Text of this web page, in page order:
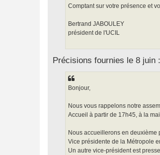
Comptant sur votre présence et
Bertrand JABOULEY
président de l'UCIL
Précisions fournies le 8 juin :
Bonjour,
Nous vous rappelons notre
Accueil à partir de 17h45, à la
Nous accueillerons en deuxième
Vice présidente de la Métropole
Un autre vice-président est